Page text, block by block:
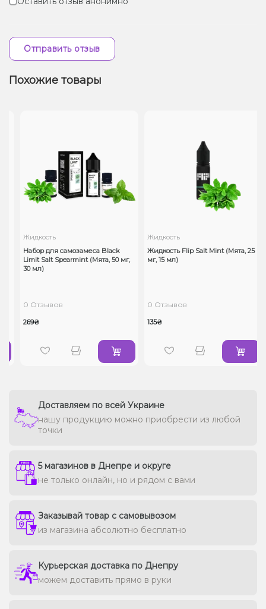
Отправить отзыв
Похожие товары
Жидкость
Набор для самозамеса Black
Limit Salt Spearmint (Мята, 50 мг,
30 мл)
0 Отзывов
269₴
Жидкость
Жидкость Flip Salt Mint (Мята, 25
мг, 15 мл)
0 Отзывов
135₴
Доставляем по всей Украине
нашу продукцию можно приобрести из любой
точки
5 магазинов в Днепре и округе
не только онлайн, но и рядом с вами
Заказывай товар с самовывозом
из магазина абсолютно бесплатно
Курьерская доставка по Днепру
можем доставить прямо в руки